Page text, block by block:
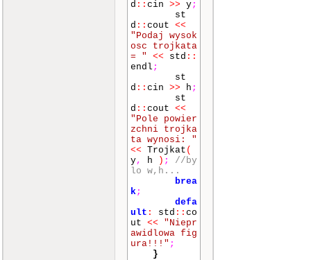
d :: cin >> y;
st
d :: cout <<
"Podaj wysok
osc trojkata
= "
<< std ::
endl ;
st
d :: cin >> h ;
st
d :: cout <<
"Pole powier
zchni trojka
ta wynosi: "
<< Trojkat (
y, h ) ;
//by
lo w,h...
brea
k;
defa
ult : std :: co
ut <<
"Niepr
awidlowa fig
ura!!!" ;
}